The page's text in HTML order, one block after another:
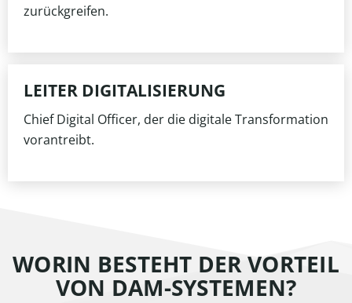
zurückgreifen.
LEITER DIGITALISIERUNG
Chief Digital Officer, der die digitale Transformation
vorantreibt.
WORIN BESTEHT DER VORTEIL
VON DAM-SYSTEMEN?